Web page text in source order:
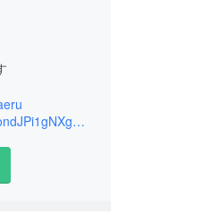
https://www.youtube.com/channel/UCLgbondJPi1gNXgHVbjXUxQ